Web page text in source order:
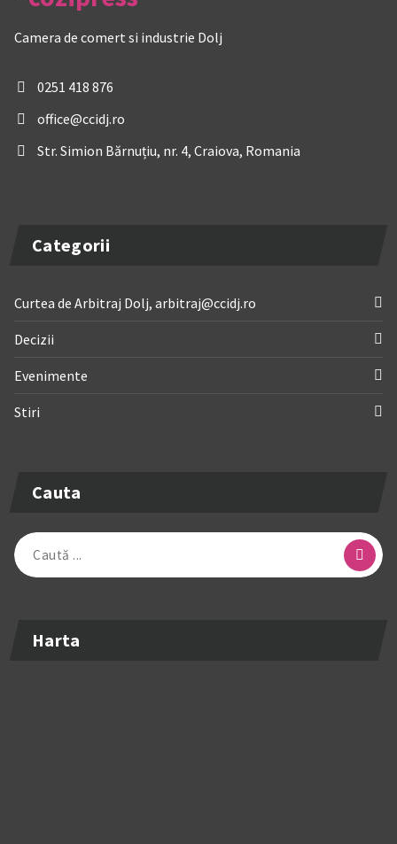
Camera de comert si industrie Dolj
0251 418 876
office@ccidj.ro
Str. Simion Bărnuțiu, nr. 4, Craiova, Romania
Categorii
Curtea de Arbitraj Dolj, arbitraj@ccidj.ro
Decizii
Evenimente
Stiri
Cauta
Caută
după:
Harta